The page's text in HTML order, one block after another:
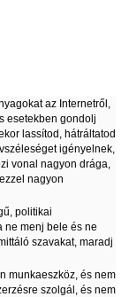
az Internetről,
esetekben gondolj
lassítod, hátráltatod
igényelnek,
vonal nagyon drága,
nagyon
politikai
ne menj bele és ne
szavakat, maradj
munkaeszköz, és nem
szolgál, és nem